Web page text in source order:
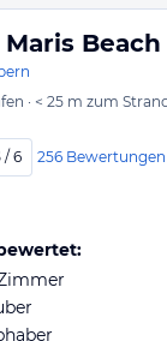
Beach
· < 25 m zum
/ 6 256 Bewertungen